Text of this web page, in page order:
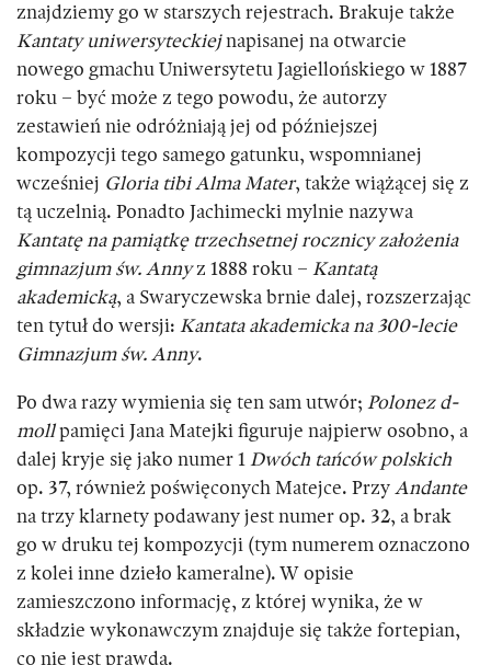
znajdziemy go w starszych rejestrach. Brakuje także
Kantaty uniwersyteckiejnapisanej na otwarcie
nowego gmachu Uniwersytetu Jagiellońskiego w 1887
roku – być może z tego powodu, że autorzy
zestawień nie odróżniają jej od późniejszej
kompozycji tego samego gatunku, wspomnianej
wcześniej Gloria tibi Alma Mater, także wiążącej się z
tą uczelnią. Ponadto Jachimecki mylnie nazywa
Kantatę na pamiątkę trzechsetnej rocznicy założenia
gimnazjum św. Annyz 1888 roku – Kantatą
akademicką, a Swaryczewska brnie dalej, rozszerzając
ten tytuł do wersji: Kantata akademicka na 300-lecie
Gimnazjum św. Anny.
Po dwa razy wymienia się ten sam utwór; Polonez d-
mollpamięci Jana Matejki figuruje najpierw osobno, a
dalej kryje się jako numer 1 Dwóch tańców polskich
op. 37, również poświęconych Matejce. Przy Andante
na trzy klarnety podawany jest numer op. 32, a brak
go w druku tej kompozycji (tym numerem oznaczono
z kolei inne dzieło kameralne). W opisie
zamieszczono informację, z której wynika, że w
składzie wykonawczym znajduje się także fortepian,
co nie jest prawdą.